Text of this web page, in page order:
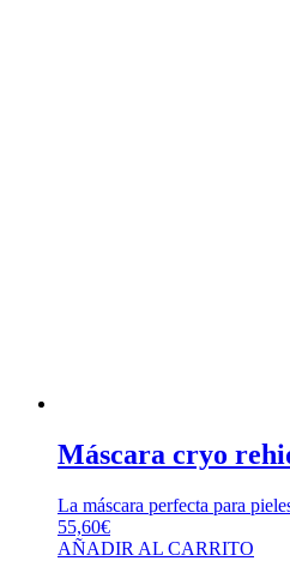
Máscara cryo
La máscara perfecta para
55,60€
AÑADIR AL CARRITO